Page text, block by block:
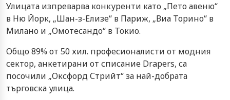
Улицата изпреварва конкуренти като „Пето авеню“
в Ню Йорк, „Шан-з-Елизе“ в Париж, „Виа Торино“ в
Милано и „Омотесандо“ в Токио.
Общо 89% от 50 хил. професионалисти от модния
сектор, анкетирани от списание Drapers, са
посочили „Оксфорд Стрийт“ за най-добрата
търговска улица.